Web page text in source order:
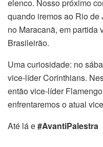
elenco. Nosso próximo
quando iremos ao Rio de
no Maracanã, em partida
Brasileirão.
Uma curiosidade: no
vice-líder Corinthians.
então vice-líder
enfrentaremos o atual
Até lá e#AvantiPalestra